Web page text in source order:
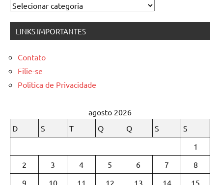
Categorias
LINKS IMPORTANTES
Contato
Filie-se
Politica de Privacidade
agosto 2026
D
S T Q Q S
S
1
2
3 4 5 6 7
8
9
10 11 12 13 14
15